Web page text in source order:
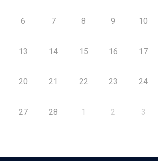
6 7 8 9 10
13 14 15 16 17
20 21 22 23 24
27 28 1 2 3